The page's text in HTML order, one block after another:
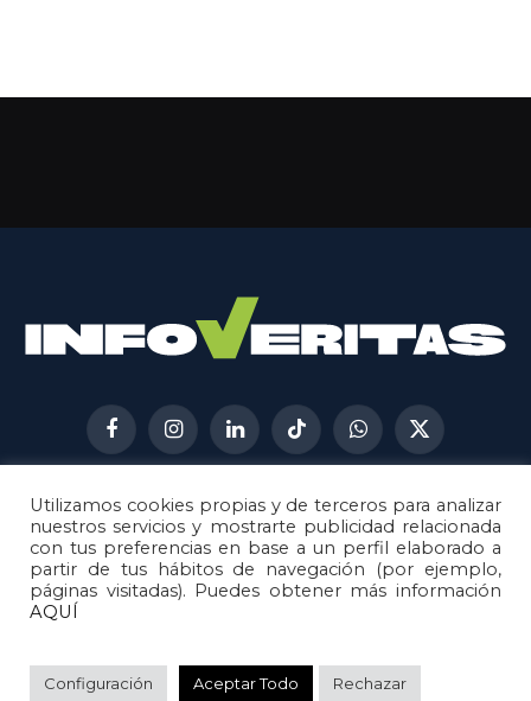
FacebookInstagramLinkedInTikTokWhatsApp
X
(Twitter)
AVISO LEGAL
METODOLOGÍA
POLÍTICA DE COOKIES
POLÍTICA DE CORRECCIONES
© 2026Metech. Todos los derechos reservados.
Utilizamos cookies propias y de terceros para analizar
nuestros servicios y mostrarte publicidad relacionada
con tus preferencias en base a un perfil elaborado a
partir de tus hábitos de navegación (por ejemplo,
páginas visitadas). Puedes obtener más información
AQUÍ
Configuración Aceptar Todo Rechazar